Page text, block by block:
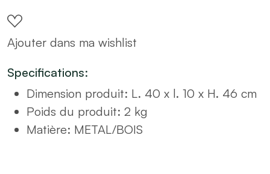
et
métal
40x46
quantity
Ajouter dans ma wishlist
Specifications:
Dimension produit: L. 40 x l. 10 x H. 46 cm
Poids du produit: 2 kg
Matière: METAL/BOIS